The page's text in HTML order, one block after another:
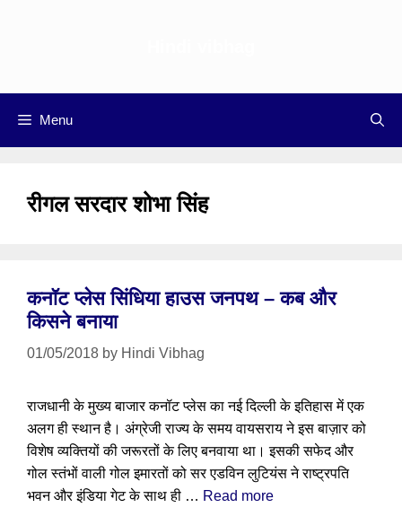
Menu
रीगल सरदार शोभा सिंह
कनॉट प्लेस सिंधिया हाउस जनपथ – कब और
किसने बनाया
01/05/2018 by Hindi Vibhag
राजधानी के मुख्य बाजार कनॉट प्लेस का नई दिल्ली के इतिहास में एक
अलग ही स्थान है। अंग्रेजी राज्य के समय वायसराय ने इस बाज़ार को
विशेष व्यक्तियों की जरूरतों के लिए बनवाया था। इसकी सफेद और
गोल स्तंभों वाली गोल इमारतों को सर एडविन लुटियंस ने राष्ट्रपति
भवन और इंडिया गेट के साथ ही … Read more